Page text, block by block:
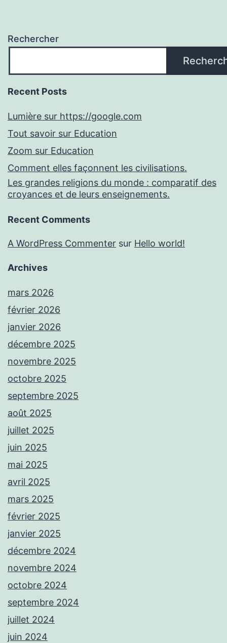
Rechercher
Recent Posts
Lumière sur https://google.com
Tout savoir sur Education
Zoom sur Education
Comment elles façonnent les civilisations.
Les grandes religions du monde : comparatif des
croyances et de leurs enseignements.
Recent Comments
A WordPress Commenter sur Hello world!
Archives
mars 2026
février 2026
janvier 2026
décembre 2025
novembre 2025
octobre 2025
septembre 2025
août 2025
juillet 2025
juin 2025
mai 2025
avril 2025
mars 2025
février 2025
janvier 2025
décembre 2024
novembre 2024
octobre 2024
septembre 2024
juillet 2024
juin 2024